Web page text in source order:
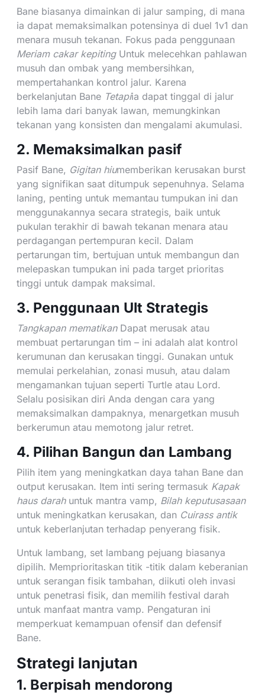
Bane biasanya dimainkan di jalur samping, di mana
ia dapat memaksimalkan potensinya di duel 1v1 dan
menara musuh tekanan. Fokus pada penggunaan
Meriam cakar kepitingUntuk melecehkan pahlawan
musuh dan ombak yang membersihkan,
mempertahankan kontrol jalur. Karena
berkelanjutan Bane Tetapiia dapat tinggal di jalur
lebih lama dari banyak lawan, memungkinkan
tekanan yang konsisten dan mengalami akumulasi.
2. Memaksimalkan pasif
Pasif Bane, Gigitan hiumemberikan kerusakan burst
yang signifikan saat ditumpuk sepenuhnya. Selama
laning, penting untuk memantau tumpukan ini dan
menggunakannya secara strategis, baik untuk
pukulan terakhir di bawah tekanan menara atau
perdagangan pertempuran kecil. Dalam
pertarungan tim, bertujuan untuk membangun dan
melepaskan tumpukan ini pada target prioritas
tinggi untuk dampak maksimal.
3. Penggunaan Ult Strategis
Tangkapan mematikanDapat merusak atau
membuat pertarungan tim – ini adalah alat kontrol
kerumunan dan kerusakan tinggi. Gunakan untuk
memulai perkelahian, zonasi musuh, atau dalam
mengamankan tujuan seperti Turtle atau Lord.
Selalu posisikan diri Anda dengan cara yang
memaksimalkan dampaknya, menargetkan musuh
berkerumun atau memotong jalur retret.
4. Pilihan Bangun dan Lambang
Pilih item yang meningkatkan daya tahan Bane dan
output kerusakan. Item inti sering termasuk Kapak
haus darahuntuk mantra vamp, Bilah keputusasaan
untuk meningkatkan kerusakan, dan Cuirass antik
untuk keberlanjutan terhadap penyerang fisik.
Untuk lambang, set lambang pejuang biasanya
dipilih. Memprioritaskan titik -titik dalam keberanian
untuk serangan fisik tambahan, diikuti oleh invasi
untuk penetrasi fisik, dan memilih festival darah
untuk manfaat mantra vamp. Pengaturan ini
memperkuat kemampuan ofensif dan defensif
Bane.
Strategi lanjutan
1. Berpisah mendorong